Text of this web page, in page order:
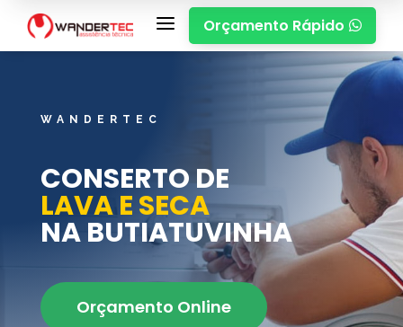
a Orçamento Rápido 
WANDERTEC
CONSERTO DE
LAVA E SECA
NA BUTIATUVINHA
Orçamento Online